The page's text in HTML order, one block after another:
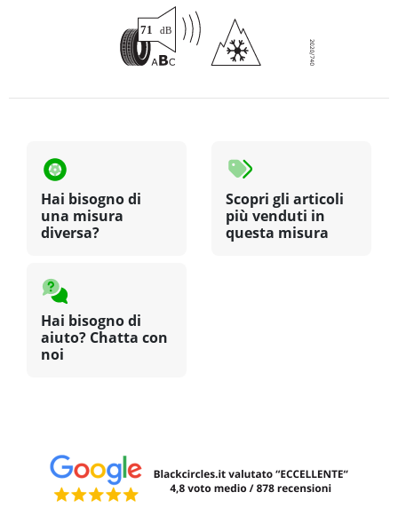
Hai bisogno di
una misura
diversa?
Scopri gli articoli
più venduti in
questa misura
Hai bisogno di
aiuto? Chatta con
noi